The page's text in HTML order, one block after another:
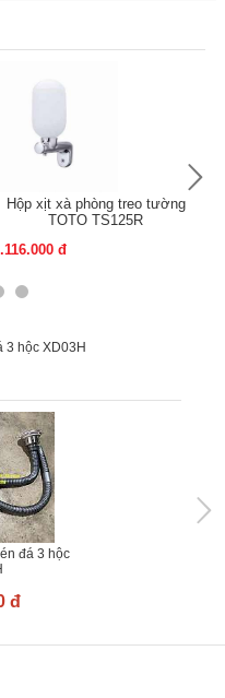
Hộp xịt xà phòng treo tường
TOTO TS125R
đ
3 hộc XD03H
đá 3 hộc
đ